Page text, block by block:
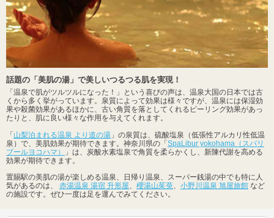
話題の「美肌の湯」で美しいつるつる肌を実現！
「温泉で肌がツルツルになった！」という喜びの声は、温泉大国の日本では古
くから多く挙がっています。泉質によって効果は様々ですが、温泉には保湿効
果や殺菌効果があるほかに、古い角質を落としてくれるピーリング効果があっ
たりと、肌に良い様々な作用を与えてくれます。
「山梨泊まれる温泉 より道の湯 」の泉質は、硫酸塩泉（低張性アルカリ性低温
泉）で、美肌効果が期待できます。神奈川県の「SpaLibur yokohama（スパリ
ブールヨコハマ）
」は、炭酸水素塩泉で角質を柔らかくし、新陳代謝を高める
効果が期待できます。
置賜駅の美肌の湯が楽しめる温泉、日帰り温泉、スーパー銭湯の中でも特に人
気があるのは、 赤湯温泉 湯宿 升形屋 櫻湯山茱萸 小野川温泉 旭屋旅館 など
の施設です。ぜひ一度は足を運んでみてください。